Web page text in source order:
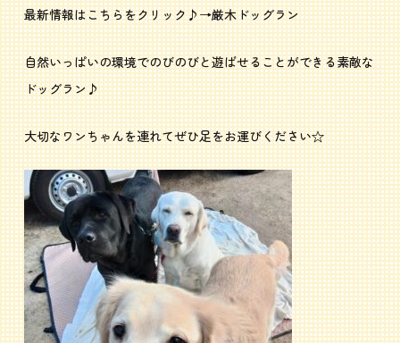
最新情報はこちらをクリック♪→厳木ドッグラン
自然いっぱいの環境でのびのびと遊ばせることができる素敵な
ドッグラン♪
大切なワンちゃんを連れてぜひ足をお運びください☆